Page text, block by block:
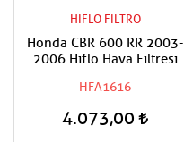
HIFLO FILTRO
Honda CBR 600 RR 2003-
2006 Hiflo Hava Filtresi
HFA1616
4.073,00